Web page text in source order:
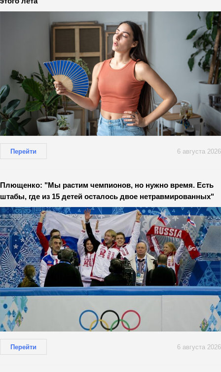
Перейти 6 августа 2026
Плющенко: "Мы растим чемпионов, но нужно время. Есть
штабы, где из 15 детей осталось двое нетравмированных"
Перейти 6 августа 2026